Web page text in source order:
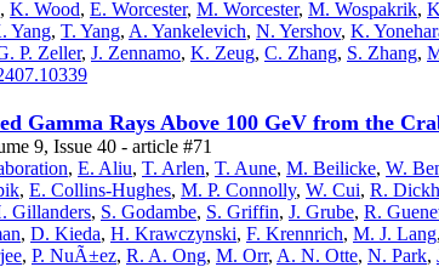
, K. Wood, E. Worcester, M. Worcester, M. Wospakrik,
Yang, T. Yang, A. Yankelevich, N. Yershov, K.
P. Zeller, J. Zennamo, K. Zeug, C. Zhang, S. Zhang,
Gamma Rays Above 100 GeV from the
9, Issue 40 - article #71
, E. Aliu, T. Arlen, T. Aune, M. Beilicke, W.
, E. Collins-Hughes, M. P. Connolly, W. Cui, R.
Gillanders, S. Godambe, S. Griffin, J. Grube, R.
, D. Kieda, H. Krawczynski, F. Krennrich, M. J. Lang,
, P. NuÃ±ez, R. A. Ong, M. Orr, A. N. Otte, N. Park,